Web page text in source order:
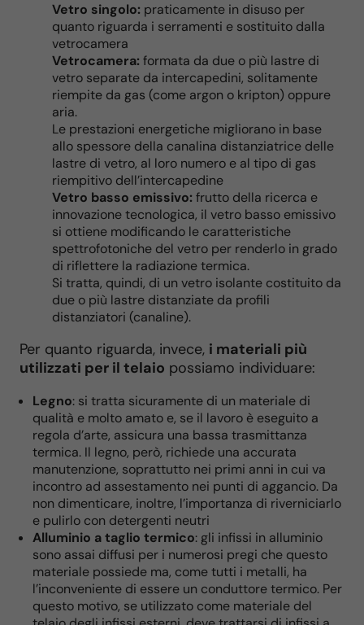
Vetro singolo: praticamente in disuso per
quanto riguarda i serramenti e sostituito dalla
vetrocamera
Vetrocamera: formata da due o più lastre di
vetro separate da intercapedini, solitamente
riempite da gas (come argon o kripton) oppure
aria.
Le prestazioni energetiche migliorano in base
allo spessore della canalina distanziatrice delle
lastre di vetro, al loro numero e al tipo di gas
riempitivo dell’intercapedine
Vetro basso emissivo: frutto della ricerca e
innovazione tecnologica, il vetro basso emissivo
si ottiene modificando le caratteristiche
spettrofotoniche del vetro per renderlo in grado
di riflettere la radiazione termica.
Si tratta, quindi, di un vetro isolante costituito da
due o più lastre distanziate da profili
distanziatori (canaline).
Per quanto riguarda, invece, i materiali più
utilizzati per il telaio possiamo individuare:
Legno: si tratta sicuramente di un materiale di
qualità e molto amato e, se il lavoro è eseguito a
regola d’arte, assicura una bassa trasmittanza
termica. Il legno, però, richiede una accurata
manutenzione, soprattutto nei primi anni in cui va
incontro ad assestamento nei punti di aggancio. Da
non dimenticare, inoltre, l’importanza di riverniciarlo
e pulirlo con detergenti neutri
Alluminio a taglio termico: gli infissi in alluminio
sono assai diffusi per i numerosi pregi che questo
materiale possiede ma, come tutti i metalli, ha
l’inconveniente di essere un conduttore termico. Per
questo motivo, se utilizzato come materiale del